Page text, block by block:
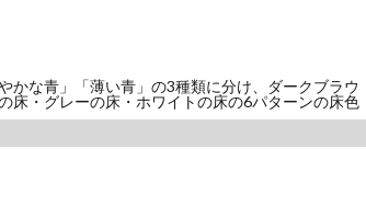
かな青」「薄い青」の3種類に分け、ダークブラウ
床・グレーの床・ホワイトの床の6パターンの床色